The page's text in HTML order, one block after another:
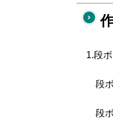
1.段ボ
段ボー
段ボー